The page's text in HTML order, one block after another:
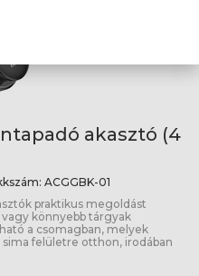
akasztó (4
ACGGBK-01
praktikus megoldást
könnyebb tárgyak
a csomagban, melyek
felületre otthon, irodában